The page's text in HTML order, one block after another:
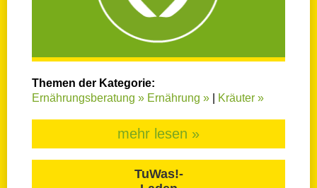
Themen der Kategorie:
Ernährungsberatung » Ernährung » Kräuter »
mehr lesen »
TuWas!-